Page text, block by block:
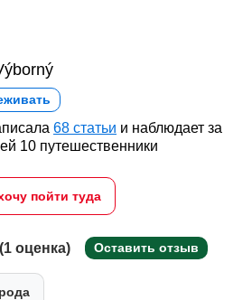
68 статьи и наблюдает за
10 путешественники
пойти туда
(1 оценка) Оставить отзыв